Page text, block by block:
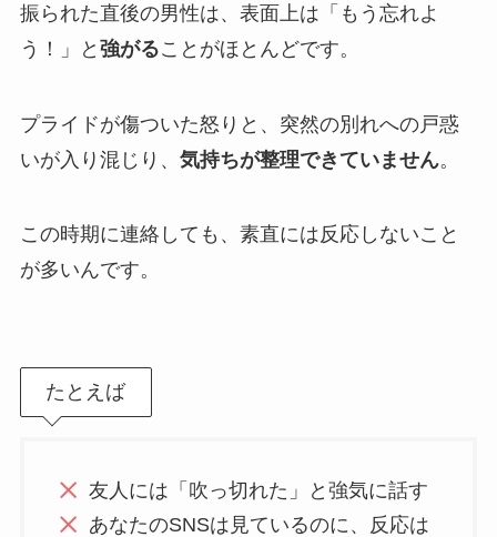
振られた直後の男性は、表面上は「もう忘れよ
う！」と 強がることがほとんどです。
プライドが傷ついた怒りと、突然の別れへの戸惑
いが入り混じり、 気持ちが整理できていません。
この時期に連絡しても、素直には反応しないこと
が多いんです。
たとえば
友人には「吹っ切れた」と強気に話す
あなたのSNSは見ているのに、反応は